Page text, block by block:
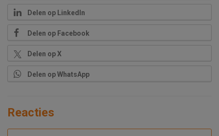
Delen op LinkedIn
Delen op Facebook
Delen op X
Delen op WhatsApp
Reacties